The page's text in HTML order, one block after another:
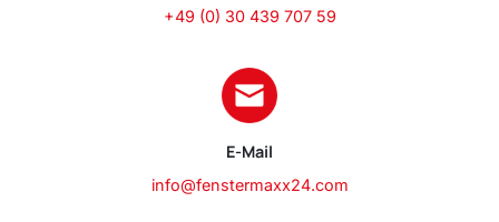
+49 (0) 30 439 707 59
E-Mail
info@fenstermaxx24.com